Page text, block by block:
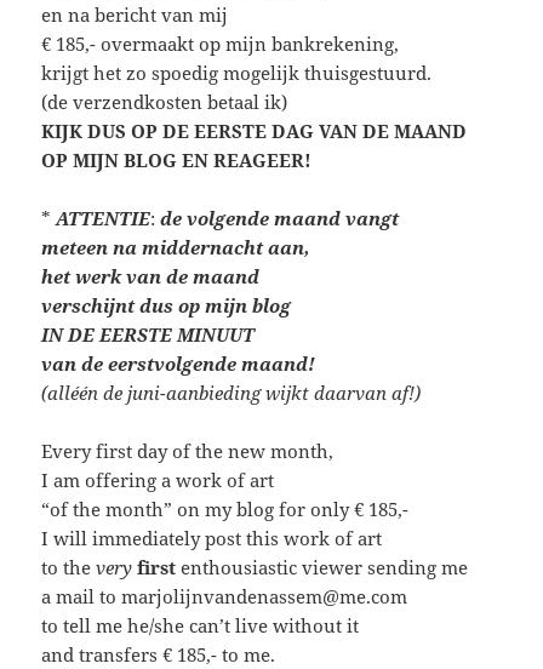
en na bericht van mij
€ 185,- overmaakt op mijn bankrekening,
krijgt het zo spoedig mogelijk thuisgestuurd.
(de verzendkosten betaal ik)
KIJK DUS OP DE EERSTE DAG VAN DE MAAND
OP MIJN BLOG EN REAGEER!
*ATTENTIE:de volgende maand vangt
meteen na middernacht aan,
het werk van de maand
verschijnt dus op mijn blog
IN DE EERSTE MINUUT
van de eerstvolgende maand!
(alléén de juni-aanbieding wijkt daarvan af!)
Every first day of the new month,
I am offering a work of art
“of the month” on my blog for only € 185,-
I will immediately post this work of art
to theveryfirst enthousiastic viewer sending me
a mail to marjolijnvandenassem@me.com
to tell me he/she can’t live without it
and transfers € 185,- to me.